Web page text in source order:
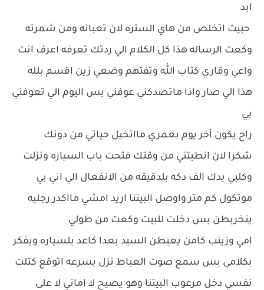
ابد
حبيت اتخلص من هاي الستره لان تعبانه ومن شمرته
وكعت الرساله هذا كل الكلام الي ردتك تعرفه اعرف انت
واعي وقاري كتاب الله وتفتهم وضعي زين اقسم بلله
هذا الي صار واذا ماتصدكني عوفني بس اليوم الي تعوفني
بي
راح يكون آخر يوم بعمري مااتخيل حياتي من دونك
شكرا لان انطيتني من وقتك فتحت باب السياره ونزلت
وكلبي يدك الف دكه بلدقيقه من الانفعال الي اني بي
موتكول كم متر واوصل البيتنا اريد امشي مااكدر رجليه
يتخربطن بس دخلت للبيت وكعت من طولي
امي وزينب كامن يعيطن السيد بعدا كاعد بلسياره ويفكر
بكلامي بس سمع صوت العياط نزل بسرعه اتوقع كتلت
نفسي دخل مرعوب البيتنا وهو يصيح لا اماني لا على